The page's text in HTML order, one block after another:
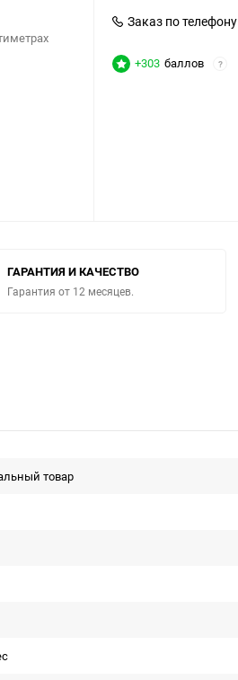
Заказ по телефону
+303 баллов ?
ГАРАНТИЯ И КАЧЕСТВО
Гарантия от 12 месяцев.
товар